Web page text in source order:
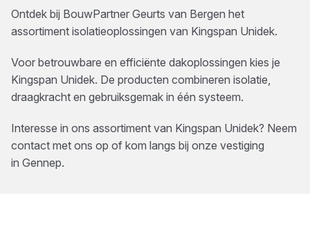
Ontdek bij BouwPartner Geurts van Bergen het
assortiment isolatieoplossingen van Kingspan Unidek.
Voor betrouwbare en efficiënte dakoplossingen kies je
Kingspan Unidek. De producten combineren isolatie,
draagkracht en gebruiksgemak in één systeem.
Interesse in ons assortiment van Kingspan Unidek? Neem
contact met ons op of kom langs bij onze vestiging
in Gennep.